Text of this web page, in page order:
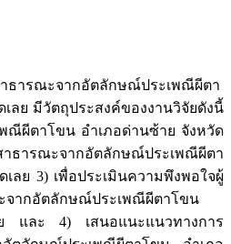
ธารณะจากอัตลักษณ์ประเพณีผีตา
ลย มีวัตถุประสงค์ของงานวิจัยดังนี้
ณีผีตาโขน อำเภอด่านซ้าย จังหวัด
ธารณะจากอัตลักษณ์ประเพณีผีตา
ลย 3) เพื่อประเมินความพึงพอใจผู้
ากอัตลักษณ์ประเพณีผีตาโขน
และ 4) เสนอแนะแนวทางการ